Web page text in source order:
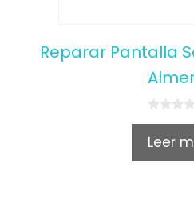
Reparar Pantalla
0
u
Leer